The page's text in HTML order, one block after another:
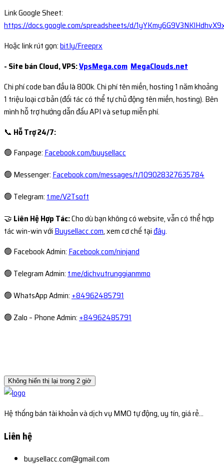
Link Google Sheet:
https://docs.google.com/spreadsheets/d/
Hoặc link rút gọn:bit.ly/Freeprx
- Site bán Cloud, VPS:VpsMega.com MegaClouds.net
Chi phí code ban đầu là 800k. Chi phí tên miền, hosting 1 năm khoảng
1 triệu loại cơ bản (đối tác có thể tự chủ động tên miền, hosting). Bên
mình hỗ trợ hướng dẫn đấu API và setup miễn phí.
📞 Hỗ Trợ 24/7:
🟢 Fanpage: Facebook.com/buysellacc
🟢 Messenger: Facebook.com/messages/t/109028327635784
🟢 Telegram: t.me/V2Tsoft
🤝 Liên Hệ Hợp Tác:Cho dù bạn không có website, vẫn có thể hợp
tác win-win với Buysellacc.com, xem cơ chế tạiđây.
🟢 Facebook Admin: Facebook.com/ninjand
🟢 Telegram Admin: t.me/dichvutrunggianmmo
🟢 WhatsApp Admin: +84962485791
🟢 Zalo – Phone Admin: +84962485791
Không hiển thị lại trong 2 giờ
Hệ thống bán tài khoản và dịch vụ MMO tự động, uy tín, giá rẻ...
Liên hệ
buysellacc.com@gmail.com